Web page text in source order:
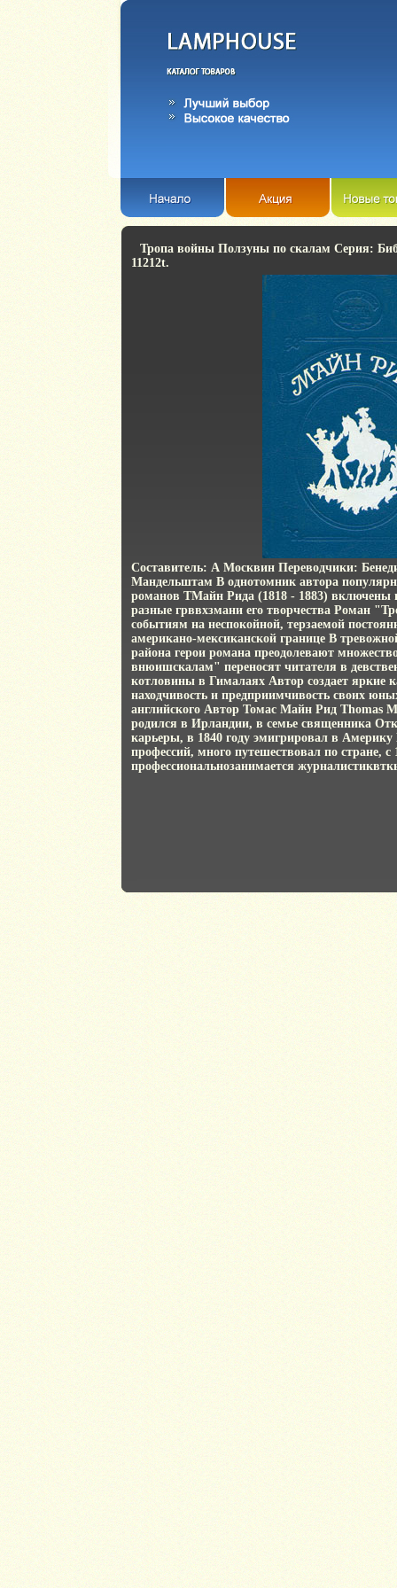
Тропа войны Ползуны по скалам Серия:
11212t.
Составитель: А Москвин Переводчики:
Мандельштам В однотомник автора
романов ТМайн Рида (1818 - 1883) включены
разные грввхзмани его творчества Роман
событиям на неспокойной, терзаемой
американо-мексиканской границе В
района герои романа преодолевают
внюишскалам" переносят читателя в
котловины в Гималаях Автор создает яркие
находчивость и предприимчивость своих
английского Автор Томас Майн Рид Thomas
родился в Ирландии, в семье священника
карьеры, в 1840 году эмигрировал в
профессий, много путешествовал по стране, с
профессиональнозанимается